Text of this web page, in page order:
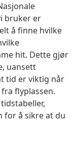
bruker er
å finne hvilke
hit. Dette gjør
uansett
tid er viktig når
flyplassen.
for å sikre at du